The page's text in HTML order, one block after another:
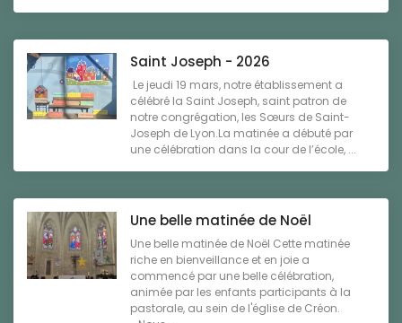
Saint Joseph - 2026
Le jeudi 19 mars, notre établissement a
célébré la Saint Joseph, saint patron de
notre congrégation, les Sœurs de Saint-
Joseph de Lyon.La matinée a débuté par
une célébration dans la cour de l’école, ...
Une belle matinée de Noël
Une belle matinée de Noël Cette matinée
riche en bienveillance et en joie a
commencé par une belle célébration,
animée par les enfants participants à la
pastorale, au sein de l'église de Créon.